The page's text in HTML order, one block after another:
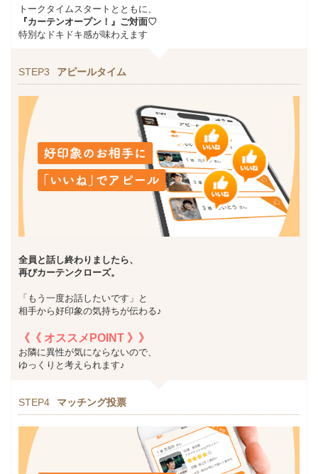
トークタイムスタートとともに、
『カーテンオープン！』ご対面♡
特別なドキドキ感が味わえます
STEP3 アピールタイム
全員と話し終わりましたら、
再びカーテンクローズ。
「もう一度お話したいです」と
相手から好印象の気持ちが伝わる♪
《《 オススメPOINT 》》
お隣に異性が気にならないので、
ゆっくりと考えられます♪
STEP4 マッチング投票